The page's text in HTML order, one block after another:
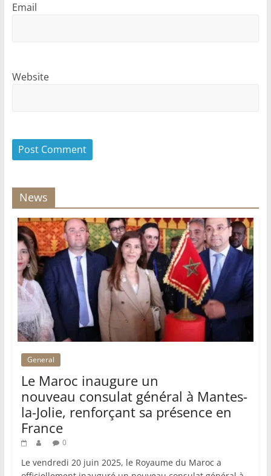
Email
Website
News
General
Le Maroc inaugure un
nouveau consulat général à Mantes-
la-Jolie, renforçant sa présence en
France
0
Le vendredi 20 juin 2025, le Royaume du Maroc a